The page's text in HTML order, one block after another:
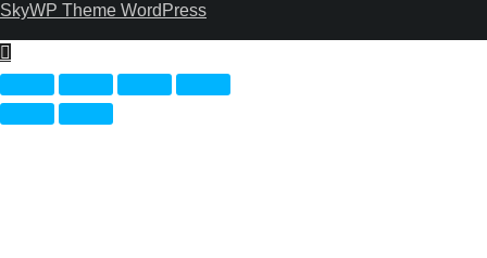
SkyWP Theme WordPress